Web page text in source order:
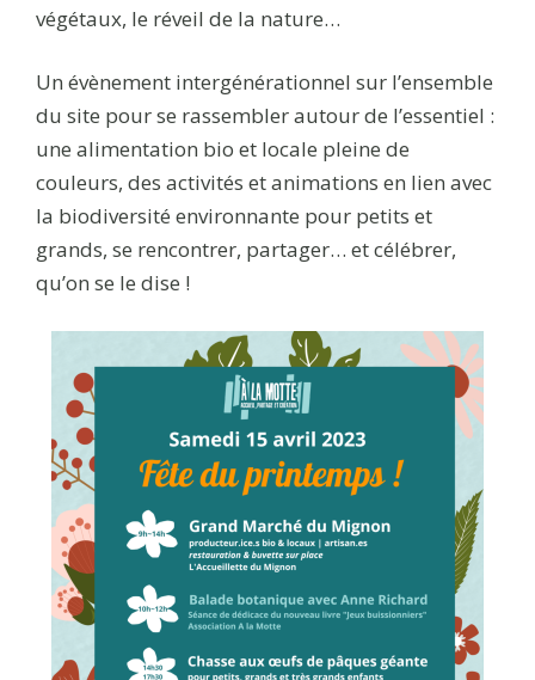
végétaux, le réveil de la nature…
Un évènement intergénérationnel sur l’ensemble
du site pour se rassembler autour de l’essentiel :
une alimentation bio et locale pleine de
couleurs, des activités et animations en lien avec
la biodiversité environnante pour petits et
grands, se rencontrer, partager… et célébrer,
qu’on se le dise !